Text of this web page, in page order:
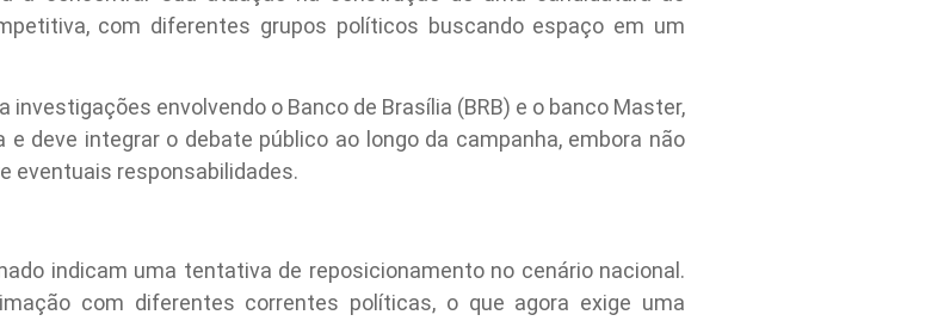
com diferentes grupos políticos buscando espaço em um
envolvendo o Banco de Brasília (BRB) e o banco Master,
deve integrar o debate público ao longo da campanha, embora não
eventuais responsabilidades.
indicam uma tentativa de reposicionamento no cenário nacional.
com diferentes correntes políticas, o que agora exige uma